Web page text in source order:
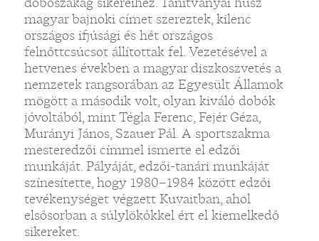
magyar bajnoki címet szereztek, kilenc
országos ifjúsági és hét országos
felnőttcsúcsot állítottak fel. Vezetésével a
hetvenes években a magyar diszkoszvetés a
nemzetek rangsorában az Egyesült Államok
mögött a második volt, olyan kiváló dobók
jóvoltából, mint Tégla Ferenc, Fejér Géza,
Murányi János, Szauer Pál. A sportszakma
mesteredzői címmel ismerte el edzői
munkáját. Pályáját, edzői-tanári munkáját
színesítette, hogy 1980–1984 között edzői
tevékenységet végzett Kuvaitban, ahol
elsősorban a súlylökőkkel ért el kiemelkedő
sikereket.